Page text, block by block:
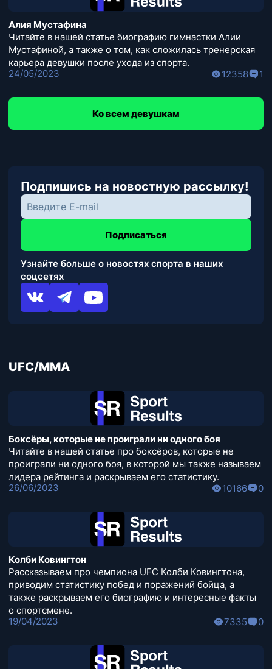
Алия Мустафина
Читайте в нашей статье биографию гимнастки Алии
Мустафиной, а также о том, как сложилась тренерская
карьера девушки после ухода из спорта.
24/05/2023
12358 1
Ко всем девушкам
Подпишись на новостную рассылку!
Подписаться
Узнайте больше о новостях спорта в наших
соцсетях
UFC/MMA
Боксёры, которые не проиграли ни одного боя
Читайте в нашей статье про боксёров, которые не
проиграли ни одного боя, в которой мы также называем
лидера рейтинга и раскрываем его статистику.
26/06/2023
10166 0
Колби Ковингтон
Рассказываем про чемпиона UFC Колби Ковингтона,
приводим статистику побед и поражений бойца, а
также раскрываем его биографию и интересные факты
о спортсмене.
19/04/2023
7335 0